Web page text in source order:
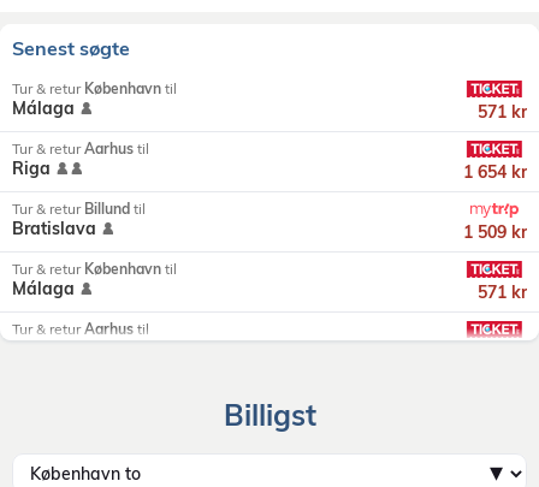
Senest søgte
Tur & retur København til
Málaga 571 kr
Tur & returAarhus til
Riga 1 654 kr
Tur & retur Billund til
Bratislava 1 509 kr
Tur & retur København til
Málaga 571 kr
Tur & returAarhus til
Málaga 571 kr
Billigst